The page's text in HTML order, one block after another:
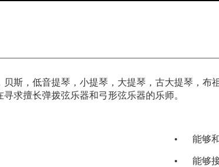
斯，低音提琴，小提琴，大提琴，古大提琴，
求擅长弹拨弦乐器和弓形弦乐器的乐师。
能够
能够